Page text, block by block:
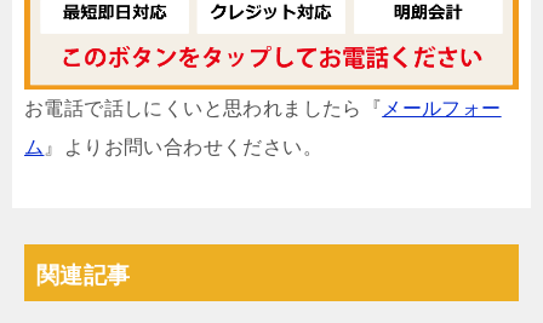
お電話で話しにくいと思われましたら『 メールフォー
ム 』よりお問い合わせください。
関連記事